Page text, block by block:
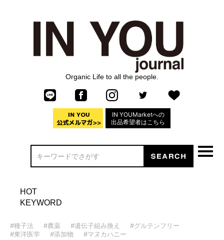
Organic Life to all the people.
IN YOUMarketへの
出品希望者はこちら
HOT
KEYWORD
#種子法 #農薬 #遺伝子組み換え
#グルテンフリー
#東洋医学
#添加物 #マヌカハニー